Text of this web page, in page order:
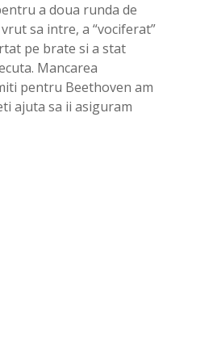
a doua runda de
sa intre, a “vociferat”
pe brate si a stat
Mancarea
pentru Beethoven am
ajuta sa ii asiguram